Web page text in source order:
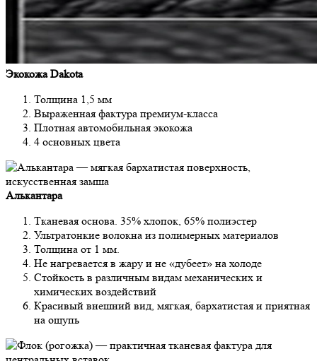
Экокожа Dakota
Толщина 1,5 мм
Выраженная фактура премиум-класса
Плотная автомобильная экокожа
4 основных цвета
Алькантара
Тканевая основа. 35% хлопок, 65% полиэстер
Ультратонкие волокна из полимерных материалов
Толщина от 1 мм.
Не нагревается в жару и не «дубеет» на холоде
Стойкость в различным видам механических и
химических воздействий
Красивый внешний вид, мягкая, бархатистая и приятная
на ощупь